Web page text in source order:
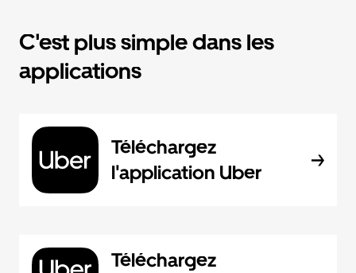
C'est plus simple dans les
applications
Téléchargez
l'application Uber
Téléchargez